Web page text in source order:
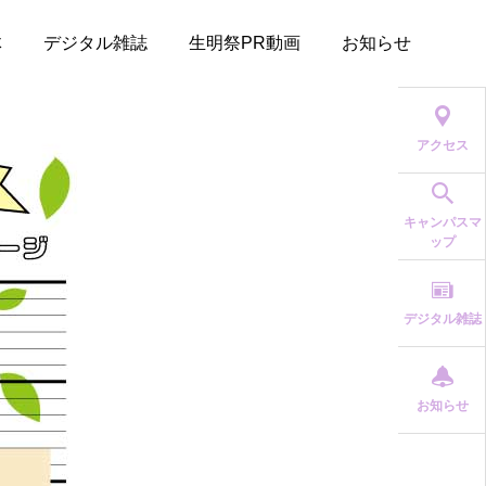
デジタル雑誌 生明祭PR動画 お知らせ
アクセス
キャンパスマ
ップ
デジタル雑誌
お知らせ